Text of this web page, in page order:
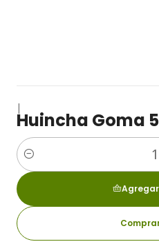
|
Huincha Goma
Cantidad